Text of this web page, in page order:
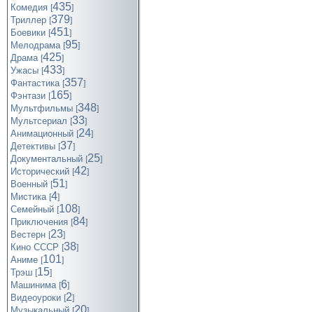
Комедия [435]
Триллер [379]
Боевики [451]
Мелодрама [95]
Драма [425]
Ужасы [433]
Фантастика [357]
Фэнтази [165]
Мультфильмы [348]
Мультсериал [33]
Анимационный [24]
Детективы [37]
Документальный [25]
Исторический [42]
Военный [51]
Мистика [4]
Семейный [108]
Приключения [84]
Вестерн [23]
Кино СССР [38]
Аниме [101]
Трэш [15]
Машинима [6]
Видеоуроки [2]
20